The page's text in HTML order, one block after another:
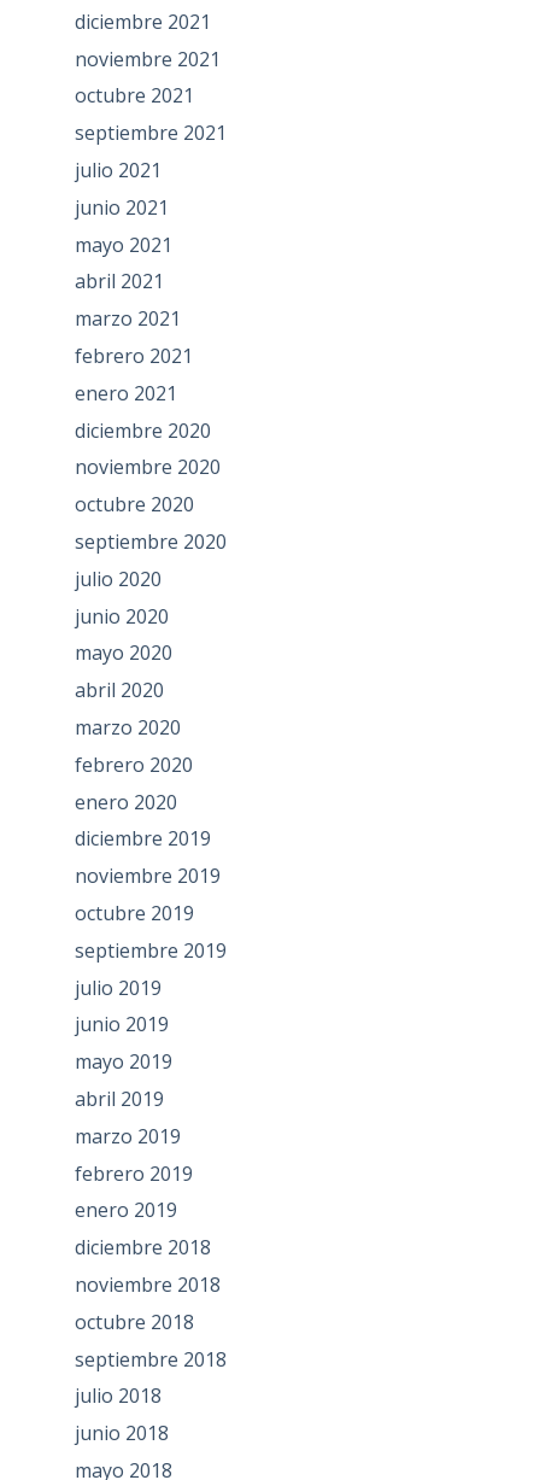
diciembre 2021
noviembre 2021
octubre 2021
septiembre 2021
julio 2021
junio 2021
mayo 2021
abril 2021
marzo 2021
febrero 2021
enero 2021
diciembre 2020
noviembre 2020
octubre 2020
septiembre 2020
julio 2020
junio 2020
mayo 2020
abril 2020
marzo 2020
febrero 2020
enero 2020
diciembre 2019
noviembre 2019
octubre 2019
septiembre 2019
julio 2019
junio 2019
mayo 2019
abril 2019
marzo 2019
febrero 2019
enero 2019
diciembre 2018
noviembre 2018
octubre 2018
septiembre 2018
julio 2018
junio 2018
mayo 2018